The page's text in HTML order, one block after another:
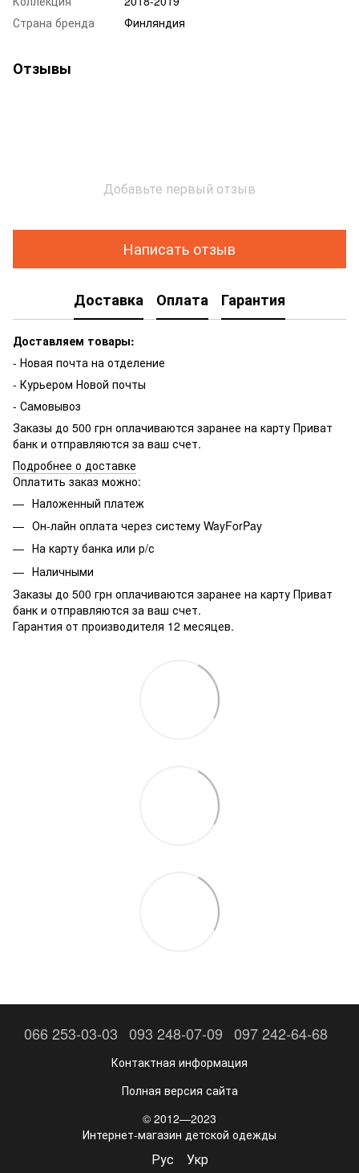
Страна бренда
Финляндия
Отзывы
Добавьте первый отзыв
Написать отзыв
Доставка Оплата Гарантия
Доставляем товары:
- Новая почта на отделение
- Курьером Новой почты
- Самовывоз
Заказы до 500 грн оплачиваются заранее на карту Приват
банк и отправляются за ваш счет.
Подробнее о доставке
Оплатить заказ можно:
Наложенный платеж
Он-лайн оплата через систему WayForPay
На карту банка или р/с
Наличными
Заказы до 500 грн оплачиваются заранее на карту Приват
банк и отправляются за ваш счет.
Гарантия от производителя 12 месяцев.
066 253-03-03 093 248-07-09 097 242-64-68
Контактная информация
Полная версия сайта
© 2012—2023
Интернет-магазин детской одежды
Рус Укр